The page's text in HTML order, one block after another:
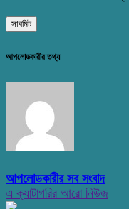
আপলোডকারীর তথ্য
আপলোডকারীর সব সংবাদ
এ ক্যাটাগরির আরো নিউজ